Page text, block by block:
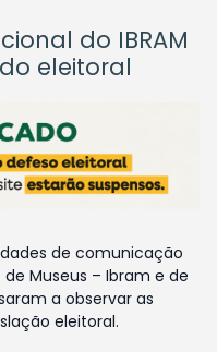
do IBRAM
eleitoral
de comunicação
Museus – Ibram e de
a observar as
eleitoral.